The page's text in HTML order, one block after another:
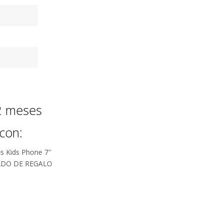
meses
Kids Phone 7″
DE REGALO